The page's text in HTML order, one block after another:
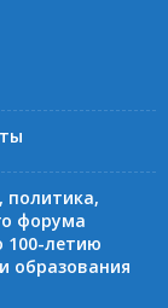
политика,
форума
100-летию
образования